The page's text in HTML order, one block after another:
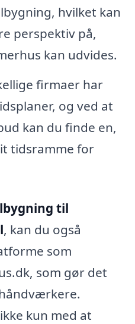
hvilket kan
perspektiv på,
kan udvides.
firmaer har
og ved at
kan du finde en,
tidsramme for
til
, kan du også
som
som gør det
kun med at